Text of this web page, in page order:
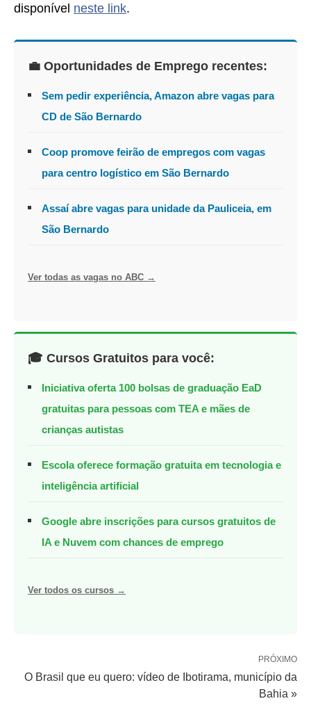
disponível neste link.
💼 Oportunidades de Emprego recentes:
Sem pedir experiência, Amazon abre vagas para
CD de São Bernardo
Coop promove feirão de empregos com vagas
para centro logístico em São Bernardo
Assaí abre vagas para unidade da Pauliceia, em
São Bernardo
Ver todas as vagas no ABC →
🎓 Cursos Gratuitos para você:
Iniciativa oferta 100 bolsas de graduação EaD
gratuitas para pessoas com TEA e mães de
crianças autistas
Escola oferece formação gratuita em tecnologia e
inteligência artificial
Google abre inscrições para cursos gratuitos de
IA e Nuvem com chances de emprego
Ver todos os cursos →
PRÓXIMO
O Brasil que eu quero: vídeo de Ibotirama, município da
Bahia »